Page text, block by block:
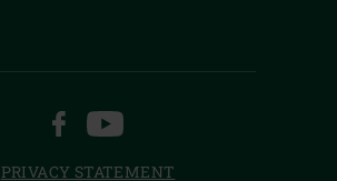
FACEBOOKYOUTUBE
PRIVACY STATEMENT